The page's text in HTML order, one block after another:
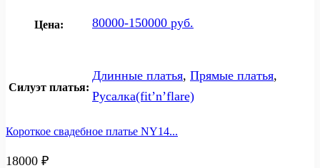
Цена: 80000-150000 руб.
Силуэт платья:
Длинные платья, Прямые платья,
Русалка(fit’n’flare)
Короткое свадебное платье NY14...
18000 ₽